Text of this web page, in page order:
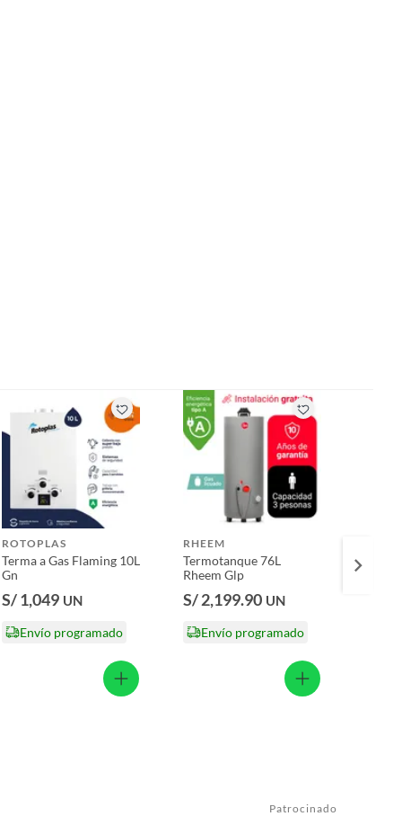
ROTOPLAS
Terma a Gas Flaming 10L
Gn
S/ 1,049 UN
Envío programado
RHEEM
Termotanque 76L
Rheem Glp
S/ 2,199.90 UN
Envío programado
Patrocinado